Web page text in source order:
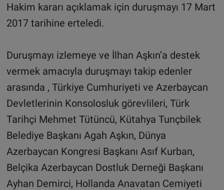
Hakim kararı açıklamak için duruşmayı 17 Mart
2017 tarihine erteledi.
Duruşmayı izlemeye ve İlhan Aşkın’a destek
vermek amacıyla duruşmayı takip edenler
arasında , Türkiye Cumhuriyeti ve Azerbaycan
Devletlerinin Konsolosluk görevlileri, Türk
Tarihçi Mehmet Tütüncü, Kütahya Tunçbilek
Belediye Başkanı Agah Aşkın, Dünya
Azerbaycan Kongresi Başkanı Asıf Kurban,
Belçika Azerbaycan Dostluk Derneği Başkanı
Ayhan Demirci, Hollanda Anavatan Cemiyeti